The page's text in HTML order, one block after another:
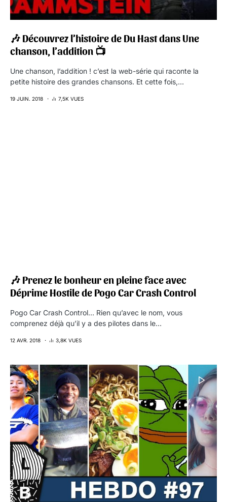
🎶 Découvrez l’histoire de Du Hast dans Une
chanson, l’addition 📺
Une chanson, l’addition ! c’est la web-série qui raconte la
petite histoire des grandes chansons. Et cette fois,…
19 JUIN. 2018 7,5K VUES
🎶 Prenez le bonheur en pleine face avec
Déprime Hostile de Pogo Car Crash Control
Pogo Car Crash Control… Rien qu’avec le nom, vous
comprenez déjà qu’il y a des pilotes dans le…
12 AVR. 2018 3,8K VUES